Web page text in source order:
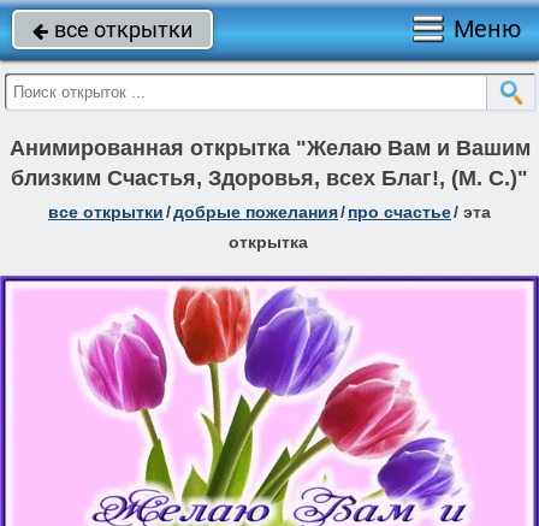
 все открытки Меню
Анимированная открытка "Желаю Вам и Вашим
близким Счастья, Здоровья, всех Благ!, (М. С.)"
все открытки/добрые пожелания/про счастье/ эта
открытка